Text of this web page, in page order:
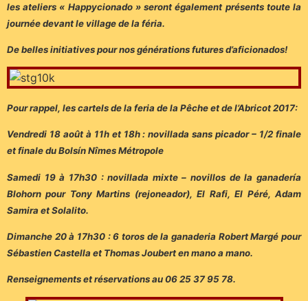
les ateliers « Happycionado » seront également présents toute la
journée devant le village de la féria.
De belles initiatives pour nos générations futures d’aficionados!
Pour rappel, les cartels de la feria de la Pêche et de l’Abricot 2017:
Vendredi 18 août à 11h et 18h : novillada sans picador – 1/2 finale
et finale du Bolsín Nîmes Métropole
Samedi 19 à 17h30 : novillada mixte – novillos de la ganadería
Blohorn pour Tony Martins (rejoneador), El Rafi, El Péré, Adam
Samira et Solalito.
Dimanche 20 à 17h30 : 6 toros de la ganaderia Robert Margé pour
Sébastien Castella et Thomas Joubert en mano a mano.
Renseignements et réservations au 06 25 37 95 78.